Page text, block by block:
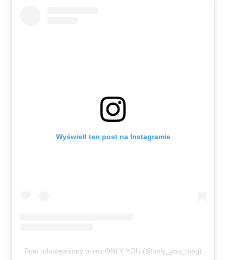
Wyświetl ten post na Instagramie
Post udostępniony przez ONLY YOU (@only_you_mag)